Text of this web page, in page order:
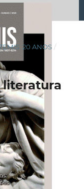
20 ANOS /
literatura